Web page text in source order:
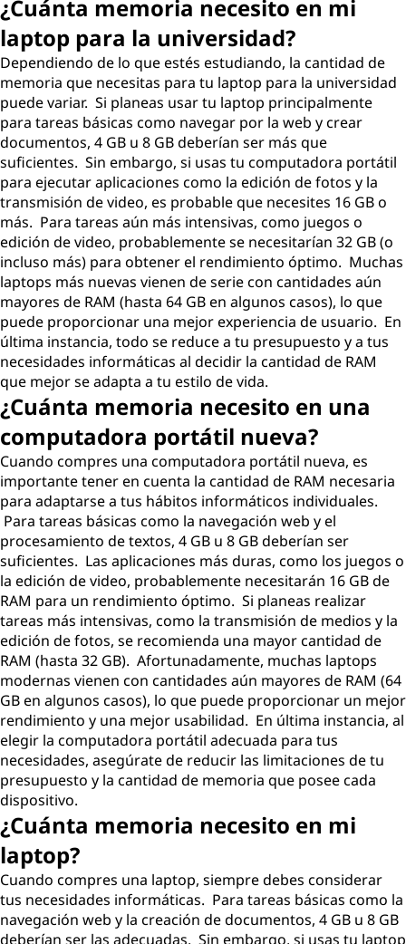
¿Cuánta memoria necesito en mi
laptop para la universidad?
Dependiendo de lo que estés estudiando, la cantidad de
memoria que necesitas para tu laptop para la universidad
puede variar. Si planeas usar tu laptop principalmente
para tareas básicas como navegar por la web y crear
documentos, 4 GB u 8 GB deberían ser más que
suficientes. Sin embargo, si usas tu computadora portátil
para ejecutar aplicaciones como la edición de fotos y la
transmisión de video, es probable que necesites 16 GB o
más. Para tareas aún más intensivas, como juegos o
edición de video, probablemente se necesitarían 32 GB (o
incluso más) para obtener el rendimiento óptimo. Muchas
laptops más nuevas vienen de serie con cantidades aún
mayores de RAM (hasta 64 GB en algunos casos), lo que
puede proporcionar una mejor experiencia de usuario. En
última instancia, todo se reduce a tu presupuesto y a tus
necesidades informáticas al decidir la cantidad de RAM
que mejor se adapta a tu estilo de vida.
¿Cuánta memoria necesito en una
computadora portátil nueva?
Cuando compres una computadora portátil nueva, es
importante tener en cuenta la cantidad de RAM necesaria
para adaptarse a tus hábitos informáticos individuales.
Para tareas básicas como la navegación web y el
procesamiento de textos, 4 GB u 8 GB deberían ser
suficientes. Las aplicaciones más duras, como los juegos o
la edición de video, probablemente necesitarán 16 GB de
RAM para un rendimiento óptimo. Si planeas realizar
tareas más intensivas, como la transmisión de medios y la
edición de fotos, se recomienda una mayor cantidad de
RAM (hasta 32 GB). Afortunadamente, muchas laptops
modernas vienen con cantidades aún mayores de RAM (64
GB en algunos casos), lo que puede proporcionar un mejor
rendimiento y una mejor usabilidad. En última instancia, al
elegir la computadora portátil adecuada para tus
necesidades, asegúrate de reducir las limitaciones de tu
presupuesto y la cantidad de memoria que posee cada
dispositivo.
¿Cuánta memoria necesito en mi
laptop?
Cuando compres una laptop, siempre debes considerar
tus necesidades informáticas. Para tareas básicas como la
navegación web y la creación de documentos, 4 GB u 8 GB
deberían ser las adecuadas. Sin embargo, si usas tu laptop